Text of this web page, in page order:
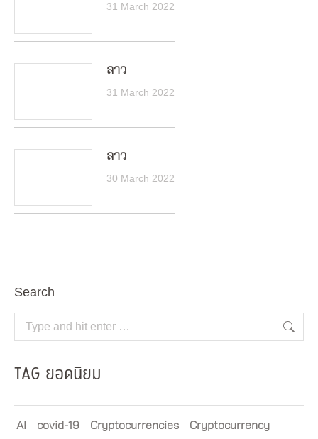
31 March 2022
ลาว
31 March 2022
ลาว
30 March 2022
Search
Search:
TAG ยอดนิยม
AI covid-19 Cryptocurrencies
Cryptocurrency